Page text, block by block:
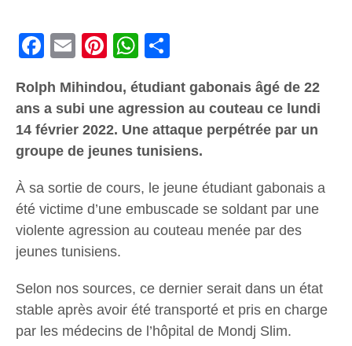
Facebook
Email PinterestWhatsApp
Rolph Mihindou, étudiant gabonais âgé de 22
ans a subi une agression au couteau ce lundi
14 février 2022. Une attaque perpétrée par un
groupe de jeunes tunisiens.
À sa sortie de cours, le jeune étudiant gabonais a
été victime d’une embuscade se soldant par une
violente agression au couteau menée par des
jeunes tunisiens.
Selon nos sources, ce dernier serait dans un état
stable après avoir été transporté et pris en charge
par les médecins de l’hôpital de Mondj Slim.